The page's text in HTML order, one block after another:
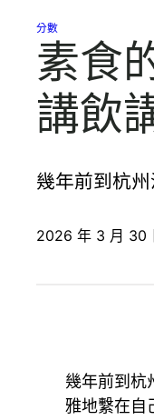
分數
素食
講飲
幾年前到杭
2026 年 3 月 30
幾年前到杭
雅地繫在自